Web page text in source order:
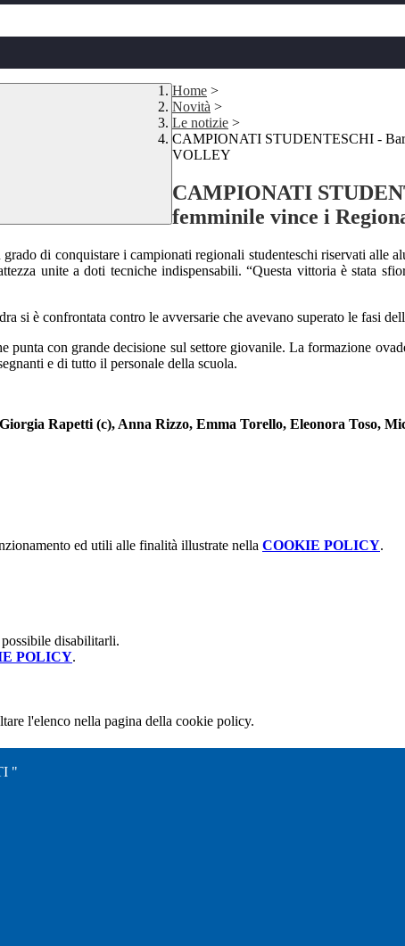
Home >
Novità >
Le notizie >
CAMPIONATI STUDENTESCHI -
VOLLEY
CAMPIONATI
femminile vince i
di conquistare i campionati regionali studenteschi riservati alle
unite a doti tecniche indispensabili. “Questa vittoria è stata
si è confrontata contro le avversarie che avevano superato le fasi
punta con grande decisione sul settore giovanile. La formazione
e di tutto il personale della scuola.
Rapetti (c), Anna Rizzo, Emma Torello, Eleonora Toso,
ed utili alle finalità illustrate nella COOKIE POLICY.
disabilitarli.
POLICY.
l'elenco nella pagina della cookie policy.
"